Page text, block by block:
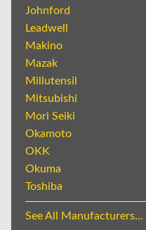
Johnford
Leadwell
Makino
Mazak
Millutensil
Mitsubishi
Mori Seiki
Okamoto
OKK
Okuma
Toshiba
See All Manufacturers...